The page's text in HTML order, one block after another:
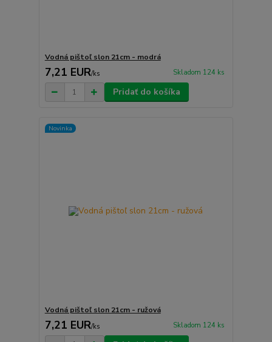
Vodná pištoľ slon 21cm - modrá
7,21 EUR/ks Skladom 124 ks
Pridať do košíka
Novinka
Vodná pištoľ slon 21cm - ružová
7,21 EUR/ks Skladom 124 ks